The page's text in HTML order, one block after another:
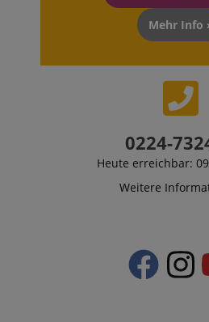
Mehr Info
0224-
Heute erreichbar:
Weitere